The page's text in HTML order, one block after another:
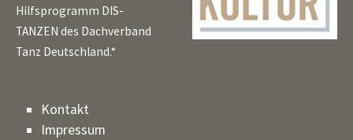
Hilfsprogramm DIS-
TANZEN des Dachverband
Tanz Deutschland.“
Kontakt
Impressum